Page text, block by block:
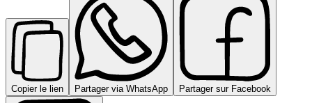
Copier le lien Partager via WhatsApp Partager sur Facebook